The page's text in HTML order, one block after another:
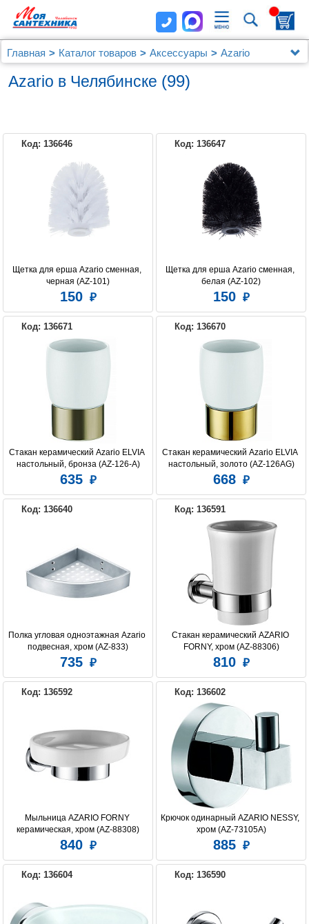
Главная Каталог товаров Аксессуары Azario
Azario в Челябинске (99)
AZARIO
Код: 136646
Щетка для ерша Azario сменная,
черная (AZ-101)
150
Код: 136647
Щетка для ерша Azario сменная,
белая (AZ-102)
150
Код: 136671
Стакан керамический Azario ELVIA
настольный, бронза (AZ-126-A)
635
Код: 136670
Стакан керамический Azario ELVIA
настольный, золото (AZ-126AG)
668
Код: 136640
Полка угловая одноэтажная Azario
подвесная, хром (AZ-833)
735
Код: 136591
Стакан керамический AZARIO
FORNY, хром (AZ-88306)
810
Код: 136592
Мыльница AZARIO FORNY
керамическая, хром (AZ-88308)
840
Код: 136602
Крючок одинарный AZARIO NESSY,
хром (AZ-73105A)
885
Код: 136604 Код: 136590